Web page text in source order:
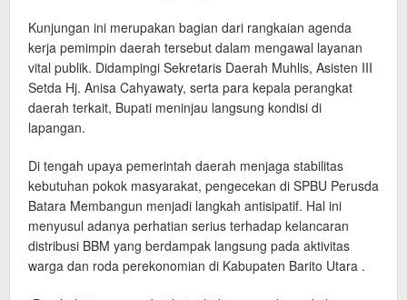
Kunjungan ini merupakan bagian dari rangkaian agenda
kerja pemimpin daerah tersebut dalam mengawal layanan
vital publik. Didampingi Sekretaris Daerah Muhlis, Asisten III
Setda Hj. Anisa Cahyawaty, serta para kepala perangkat
daerah terkait, Bupati meninjau langsung kondisi di
lapangan.
Di tengah upaya pemerintah daerah menjaga stabilitas
kebutuhan pokok masyarakat, pengecekan di SPBU Perusda
Batara Membangun menjadi langkah antisipatif. Hal ini
menyusul adanya perhatian serius terhadap kelancaran
distribusi BBM yang berdampak langsung pada aktivitas
warga dan roda perekonomian di Kabupaten Barito Utara .